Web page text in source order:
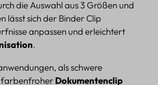
die Auswahl aus 3 Größen und
lässt sich der Binder Clip
anpassen und erleichtert
.
als schwere
farbenfroher Dokumentenclip